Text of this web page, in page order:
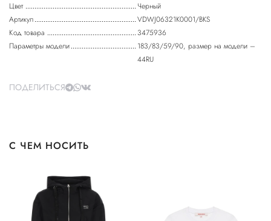
Цвет
Черный
Артикул
VDWJ06321K0001/BKS
Код товара
3475936
Параметры модели
183/83/59/90, размер на модели –
44RU
ПОДЕЛИТЬСЯ
С ЧЕМ НОСИТЬ